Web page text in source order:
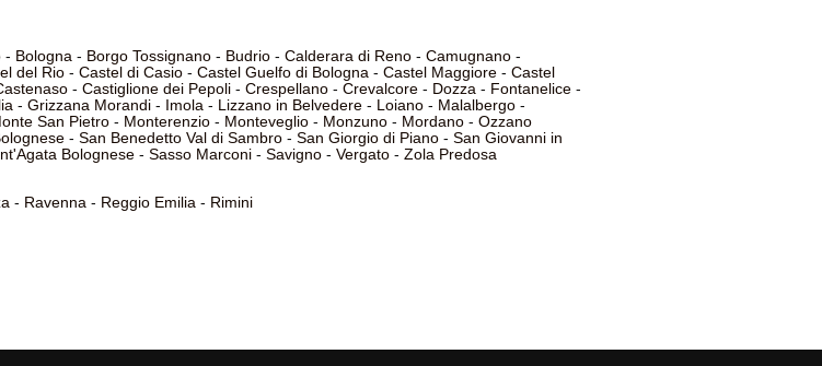
- Bologna- Borgo Tossignano- Budrio- Calderara di Reno- Camugnano-
del Rio- Castel di Casio- Castel Guelfo di Bologna- Castel Maggiore- Castel
- Castiglione dei Pepoli- Crespellano- Crevalcore- Dozza- Fontanelice-
- Grizzana Morandi- Imola- Lizzano in Belvedere- Loiano- Malalbergo-
San Pietro- Monterenzio- Monteveglio- Monzuno- Mordano- Ozzano
- San Benedetto Val di Sambro- San Giorgio di Piano- San Giovanni in
Bolognese- Sasso Marconi- Savigno- Vergato- Zola Predosa
- Ravenna- Reggio Emilia- Rimini